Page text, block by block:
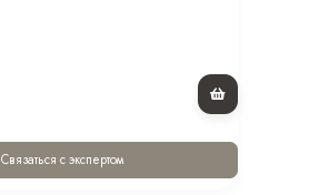
Связаться с экспертом